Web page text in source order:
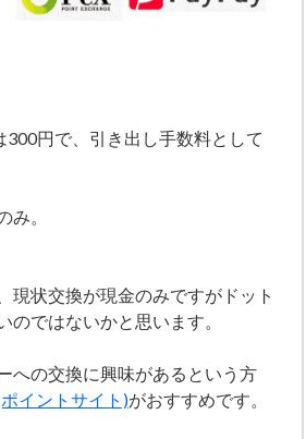
300円で、引き出し手数料として
み。
現状交換が現金のみですがドット
のではないかと思います。
への交換に興味があるという方
イントサイト)がおすすめです。